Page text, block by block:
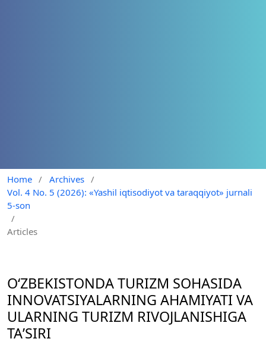
Home / Archives /
Vol. 4 No. 5 (2026): «Yashil iqtisodiyot va taraqqiyot» jurnali
5-son
/
Articles
OʻZBEKISTONDA TURIZM SOHASIDA
INNOVATSIYALARNING AHAMIYATI VA
ULARNING TURIZM RIVOJLANISHIGA
TAʼSIRI